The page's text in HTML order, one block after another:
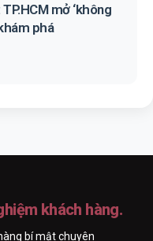
mở ‘không
phá
khách hàng.
bí mật chuyên